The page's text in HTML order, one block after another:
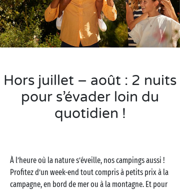
Hors juillet – août : 2 nuits
pour s’évader loin du
quotidien !
À l’heure où la nature s’éveille, nos campings aussi !
Profitez d’un week-end tout compris à petits prix à la
campagne, en bord de mer ou à la montagne. Et pour